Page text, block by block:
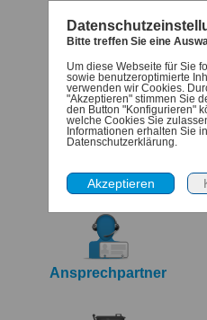
Termine
iCalendar Export
Ansprechpartner
Bitte treffen Sie eine
Um diese Webseite für Sie
sowie benutzeroptimierte
verwenden wir Cookies.
"Akzeptieren" stimmen Sie
den Button "Konfigurieren"
welche Cookies Sie
Informationen erhalten Sie
Datenschutzerklärung.